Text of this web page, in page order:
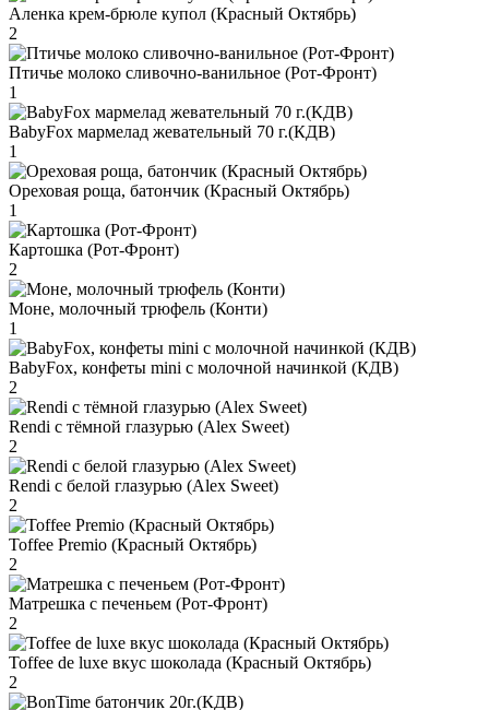
Аленка крем-брюле купол (Красный Октябрь)
2
Птичье молоко сливочно-ванильное (Рот-Фронт)
1
BabyFox мармелад жевательный 70 г.(КДВ)
1
Ореховая роща, батончик (Красный Октябрь)
1
Картошка (Рот-Фронт)
2
Моне, молочный трюфель (Конти)
1
BabyFox, конфеты mini c молочной начинкой (КДВ)
2
Rendi с тёмной глазурью (Alex Sweet)
2
Rendi с белой глазурью (Alex Sweet)
2
Toffee Premio (Красный Октябрь)
2
Матрешка с печеньем (Рот-Фронт)
2
Toffee de luxe вкус шоколада (Красный Октябрь)
2